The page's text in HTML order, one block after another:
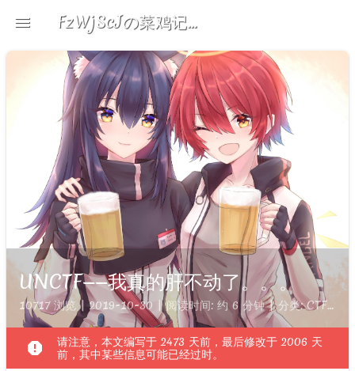
menu FzWjScJの菜鸡记录
UNCTF——我真的肝不动了。。。
10717 浏览 | 2019-10-30 | 阅读时间: 约 6 分钟 | 分类:CTF| 标
report
请注意，本文编写于 2473 天前，最后修改于 2006 天
前，其中某些信息可能已经过时。